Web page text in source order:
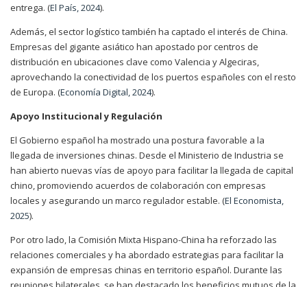
entrega. (El País, 2024).
Además, el sector logístico también ha captado el interés de China.
Empresas del gigante asiático han apostado por centros de
distribución en ubicaciones clave como Valencia y Algeciras,
aprovechando la conectividad de los puertos españoles con el resto
de Europa. (Economía Digital, 2024).
Apoyo Institucional y Regulación
El Gobierno español ha mostrado una postura favorable a la
llegada de inversiones chinas. Desde el Ministerio de Industria se
han abierto nuevas vías de apoyo para facilitar la llegada de capital
chino, promoviendo acuerdos de colaboración con empresas
locales y asegurando un marco regulador estable. (El Economista,
2025).
Por otro lado, la Comisión Mixta Hispano-China ha reforzado las
relaciones comerciales y ha abordado estrategias para facilitar la
expansión de empresas chinas en territorio español. Durante las